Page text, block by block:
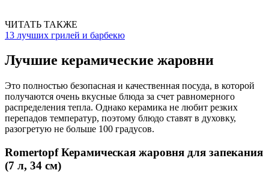
ЧИТАТЬ ТАКЖЕ
13 лучших грилей и барбекю
Лучшие керамические жаровни
Это полностью безопасная и качественная посуда, в которой
получаются очень вкусные блюда за счет равномерного
распределения тепла. Однако керамика не любит резких
перепадов температур, поэтому блюдо ставят в духовку,
разогретую не больше 100 градусов.
Romertopf Керамическая жаровня для запекания
(7 л, 34 см)